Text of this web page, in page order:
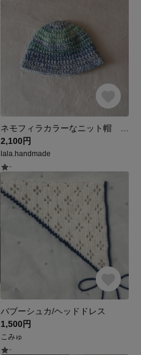
2,100円
lala.handmade
-
バブーシュカ/ヘッドドレス
1,500円
こみゅ
-